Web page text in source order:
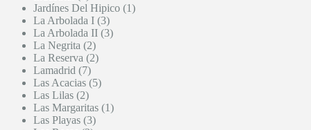
Jardínes Del Hipico (1)
La Arbolada I (3)
La Arbolada II (3)
La Negrita (2)
La Reserva (2)
Lamadrid (7)
Las Acacias (5)
Las Lilas (2)
Las Margaritas (1)
Las Playas (3)